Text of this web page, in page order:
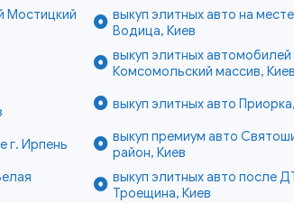
Мостицкий
выкуп элитных авто на
Водица, Киев
выкуп элитных автомобилей
Комсомольский массив,
выкуп элитных авто
г. Ирпень
выкуп премиум авто
район, Киев
выкуп элитных авто после
Троещина, Киев